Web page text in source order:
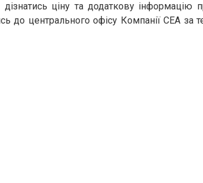
ціну та додаткову інформацію
до центрального офісу Компанії СЕА за